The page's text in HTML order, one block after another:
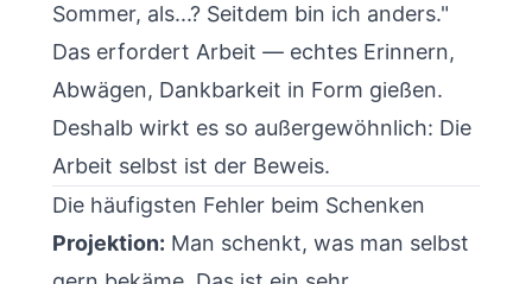
Sommer, als...? Seitdem bin ich anders."
Das erfordert Arbeit — echtes Erinnern,
Abwägen, Dankbarkeit in Form gießen.
Deshalb wirkt es so außergewöhnlich: Die
Arbeit selbst ist der Beweis.
Die häufigsten Fehler beim Schenken
Projektion: Man schenkt, was man selbst